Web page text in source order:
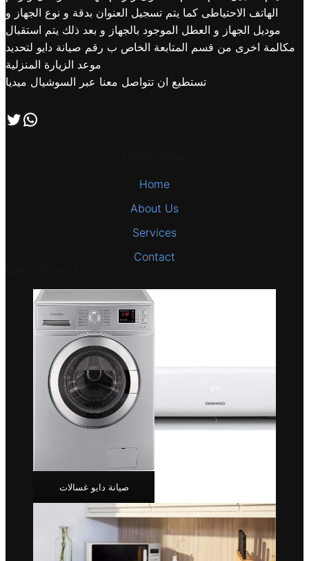
الهاتف الاحتياطى كما يتم تسجيل العنوان بدقة و نوع الجهاز و
موديل الجهاز و العطل الموجود بالجهاز و بعد ذلك يتم استقبال
مكالمة اخرى من قسم المتابعة الخاص ب رقم صيانة دايو لتحديد
موعد الزيارة المنزلية
تستطيع ان تتواصل معنا عبر السوشيال ميديا
تابعنا علي صفحة التويتر اتصل بنا علي طريق الوتساب
Home
About Us
Services
Contact
صيانة دايو غسالات